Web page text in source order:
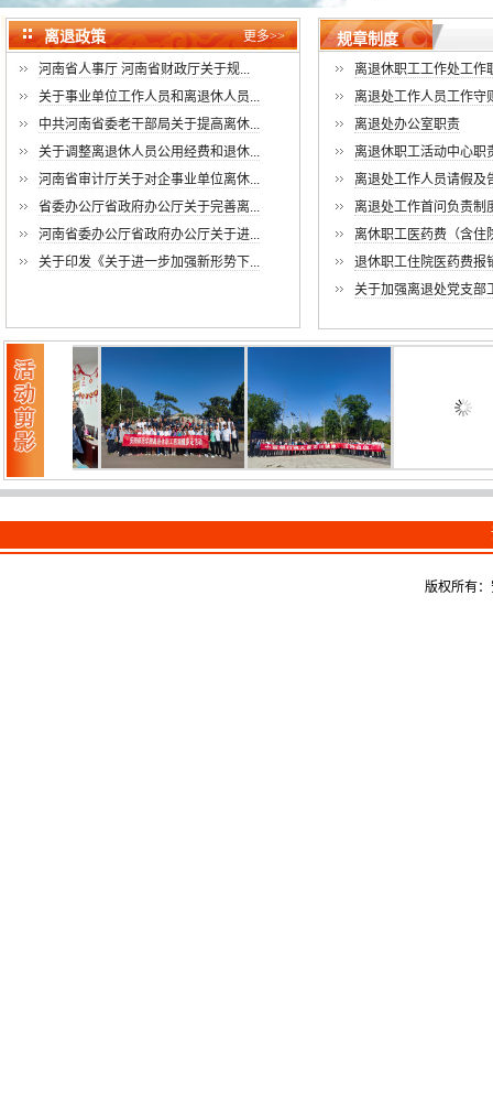
离退政策 更多>>
河南省人事厅 河南省财政厅关于规...
关于事业单位工作人员和离退休人员...
中共河南省委老干部局关于提高离休...
关于调整离退休人员公用经费和退休...
河南省审计厅关于对企事业单位离休...
省委办公厅省政府办公厅关于完善离...
河南省委办公厅省政府办公厅关于进...
关于印发《关于进一步加强新形势下...
规章制度
离退休职工工作处工作
离退处工作人员工作守
离退处办公室职责
离退休职工活动中心职
离退处工作人员请假及
离退处工作首问负责制
离休职工医药费（含住
退休职工住院医药费报
关于加强离退处党支部
版权所有